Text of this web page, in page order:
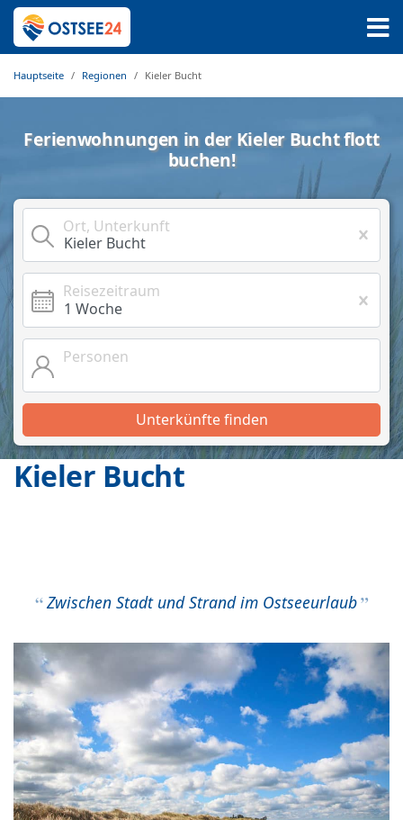
Hauptseite Regionen Kieler Bucht
Ferienwohnungen in der Kieler Bucht flott
buchen!
Ort, Unterkunft
Reisezeitraum
Personen
Unterkünfte finden
Kieler Bucht
Zwischen Stadt und Strand im Ostseeurlaub